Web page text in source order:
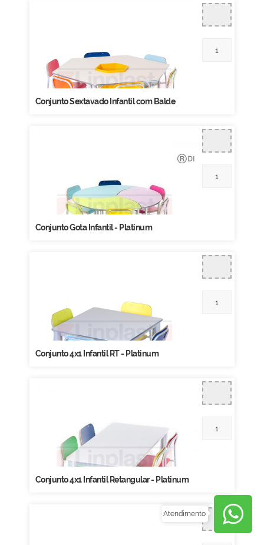
Conjunto Sextavado Infantil com Balde
Conjunto Gota Infantil - Platinum
Conjunto 4x1 Infantil RT - Platinum
Conjunto 4x1 Infantil Retangular - Platinum
Atendimento